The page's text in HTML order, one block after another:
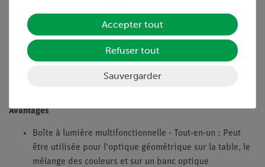
Les élèves sont répartis en quatre groupes. Chaque groupe
réalise l'expérience pour l'un des cas présentés sur la page
des tâches. Ensuite, les résultats sont échangés et le tableau 1
est complété par tous les élèves. De cette façon, chaque
groupe peut mener à bien sa tâche spéciale avec soin et en
Avantages
Boîte à lumière multifonctionnelle - Tout-en-un : Peut
être utilisée pour l'optique géométrique sur la table, le
mélange des couleurs et sur un banc optique
Accepter tout
Refuser tout
Sauvergarder